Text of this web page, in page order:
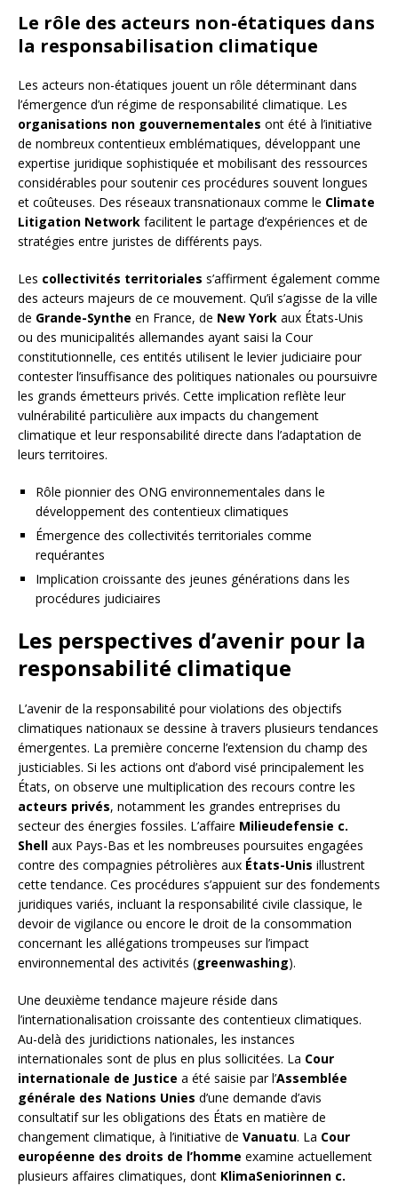
Le rôle des acteurs non-étatiques dans
la responsabilisation climatique
Les acteurs non-étatiques jouent un rôle déterminant dans
l’émergence d’un régime de responsabilité climatique. Les
organisations non gouvernementales ont été à l’initiative
de nombreux contentieux emblématiques, développant une
expertise juridique sophistiquée et mobilisant des ressources
considérables pour soutenir ces procédures souvent longues
et coûteuses. Des réseaux transnationaux comme le Climate
Litigation Network facilitent le partage d’expériences et de
stratégies entre juristes de différents pays.
Les collectivités territoriales s’affirment également comme
des acteurs majeurs de ce mouvement. Qu’il s’agisse de la ville
de Grande-Synthe en France, de New York aux États-Unis
ou des municipalités allemandes ayant saisi la Cour
constitutionnelle, ces entités utilisent le levier judiciaire pour
contester l’insuffisance des politiques nationales ou poursuivre
les grands émetteurs privés. Cette implication reflète leur
vulnérabilité particulière aux impacts du changement
climatique et leur responsabilité directe dans l’adaptation de
leurs territoires.
Rôle pionnier des ONG environnementales dans le
développement des contentieux climatiques
Émergence des collectivités territoriales comme
requérantes
Implication croissante des jeunes générations dans les
procédures judiciaires
Les perspectives d’avenir pour la
responsabilité climatique
L’avenir de la responsabilité pour violations des objectifs
climatiques nationaux se dessine à travers plusieurs tendances
émergentes. La première concerne l’extension du champ des
justiciables. Si les actions ont d’abord visé principalement les
États, on observe une multiplication des recours contre les
acteurs privés, notamment les grandes entreprises du
secteur des énergies fossiles. L’affaire Milieudefensie c.
Shell aux Pays-Bas et les nombreuses poursuites engagées
contre des compagnies pétrolières aux États-Unis illustrent
cette tendance. Ces procédures s’appuient sur des fondements
juridiques variés, incluant la responsabilité civile classique, le
devoir de vigilance ou encore le droit de la consommation
concernant les allégations trompeuses sur l’impact
environnemental des activités (greenwashing).
Une deuxième tendance majeure réside dans
l’internationalisation croissante des contentieux climatiques.
Au-delà des juridictions nationales, les instances
internationales sont de plus en plus sollicitées. La Cour
internationale de Justice a été saisie par l’Assemblée
générale des Nations Unies d’une demande d’avis
consultatif sur les obligations des États en matière de
changement climatique, à l’initiative de Vanuatu. La Cour
européenne des droits de l’homme examine actuellement
plusieurs affaires climatiques, dont KlimaSeniorinnen c.